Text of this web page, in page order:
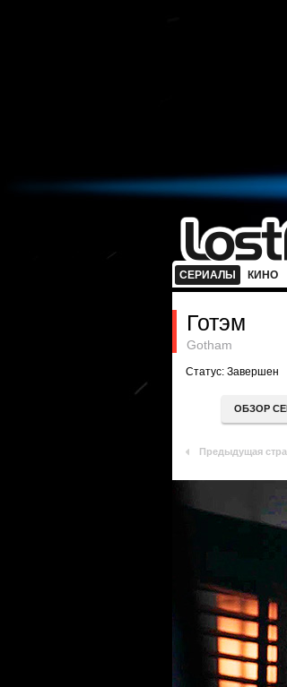
СЕРИАЛЫ КИНО
Готэм
Gotham
Статус: Завершен
ОБЗОР
Предыдущая